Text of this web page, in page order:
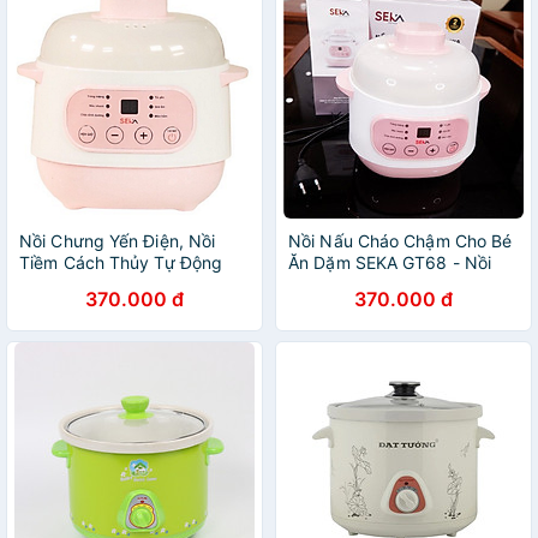
Nồi Chưng Yến Điện, Nồi
Tiềm Cách Thủy Tự Động
370.000 đ
Nồi Nấu Cháo Chậm Cho Bé
Ăn Dặm SEKA GT68 - Nồi
Hầm Cách Thủy, Ninh Cháo
Cho Bé 4 In 1 - Hàng chính
hãng
370.000 đ